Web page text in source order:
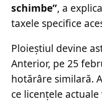
schimbe”, a
taxele specifice
Ploieștiul devine
Anterior, pe 25
hotărâre similară.
ce licențele